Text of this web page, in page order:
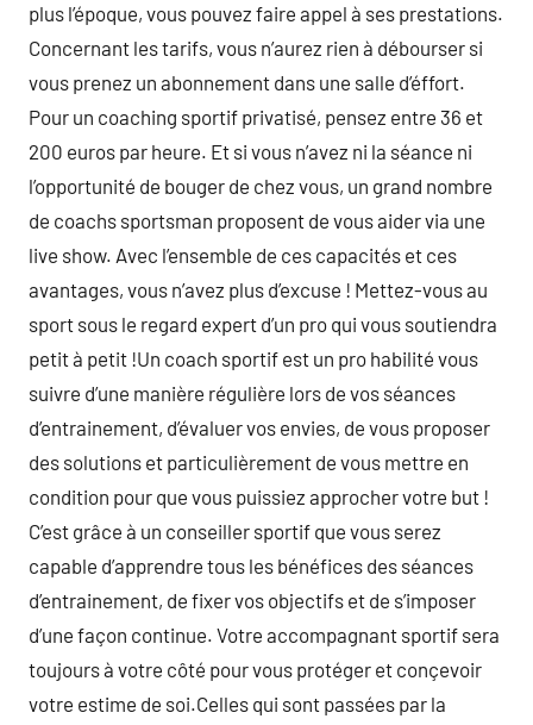
plus l’époque, vous pouvez faire appel à ses prestations.
Concernant les tarifs, vous n’aurez rien à débourser si
vous prenez un abonnement dans une salle d’éffort.
Pour un coaching sportif privatisé, pensez entre 36 et
200 euros par heure. Et si vous n’avez ni la séance ni
l’opportunité de bouger de chez vous, un grand nombre
de coachs sportsman proposent de vous aider via une
live show. Avec l’ensemble de ces capacités et ces
avantages, vous n’avez plus d’excuse ! Mettez-vous au
sport sous le regard expert d’un pro qui vous soutiendra
petit à petit !Un coach sportif est un pro habilité vous
suivre d’une manière régulière lors de vos séances
d’entrainement, d’évaluer vos envies, de vous proposer
des solutions et particulièrement de vous mettre en
condition pour que vous puissiez approcher votre but !
C’est grâce à un conseiller sportif que vous serez
capable d’apprendre tous les bénéfices des séances
d’entrainement, de fixer vos objectifs et de s’imposer
d’une façon continue. Votre accompagnant sportif sera
toujours à votre côté pour vous protéger et conçevoir
votre estime de soi.Celles qui sont passées par la